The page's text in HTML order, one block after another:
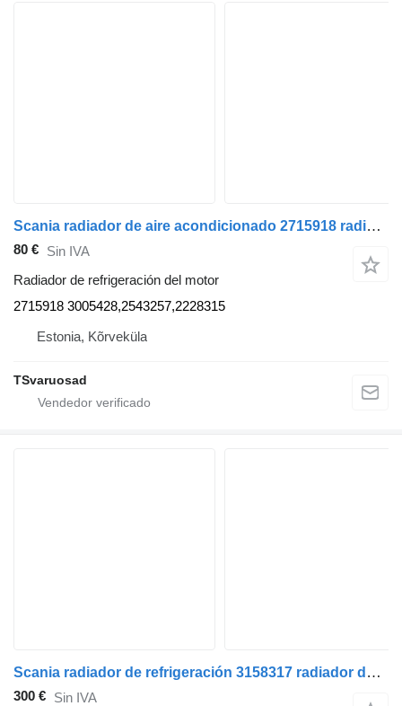
Scania radiador de aire acondicionado 2715918 radiador de refrigeración del motor para Scania R410 cabeza tractora
80 € Sin IVA
Radiador de refrigeración del motor
2715918 3005428,2543257,2228315
Estonia, Kõrveküla
TSvaruosad
Scania radiador de refrigeración 3158317 radiador de refrigeración del motor para Scania R410 cabeza tractora
300 € Sin IVA